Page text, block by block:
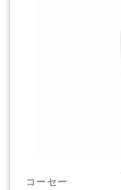
コーセー